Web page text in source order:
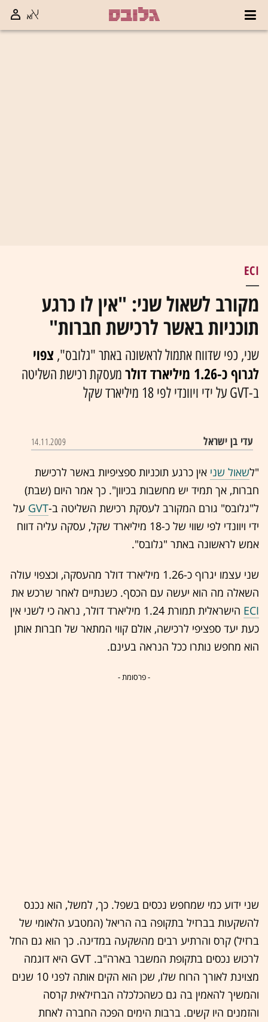
ECI
מקורב לשאול שני: "אין לו כרגע
תוכניות באשר לרכישת חברות"
שני, כפי שדווח אתמול לראשונה באתר "גלובס", צפוי
לגרוף כ-1.26 מיליארד דולר
מעסקת רכישת השליטה
ב-GVT על ידי ויוונדי לפי 18 מיליארד שקל
עדי בן ישראל 14.11.2009
"לשאול שני אין כרגע תוכניות ספציפיות באשר לרכישת
חברות, אך תמיד יש מחשבות בכיוון". כך אמר היום (שבת)
ל"גלובס" גורם המקורב לעסקת רכישת השליטה ב-GVT על
ידי ויוונדי לפי שווי של כ-18 מיליארד שקל, עסקה עליה דווח
אמש לראשונה באתר "גלובס".
שני עצמו יגרוף כ-1.26 מיליארד דולר מהעסקה, וכצפוי עולה
השאלה מה הוא יעשה עם הכסף. כשנתיים לאחר שרכש את
ECI
הישראלית תמורת 1.24 מיליארד דולר, נראה כי לשני אין
כעת יעד ספציפי לרכישה, אולם קווי המתאר של חברות אותן
הוא מחפש נותרו ככל הנראה בעינם.
- פרסומת -
שני ידוע כמי שמחפש נכסים בשפל. כך, למשל, הוא נכנס
להשקעות בברזיל בתקופה בה הריאל (המטבע הלאומי של
ברזיל) קרס והרתיע רבים מהשקעה במדינה. כך הוא גם החל
לרכוש נכסים בתקופת המשבר בארה"ב. GVT היא דוגמה
מצוינת לאורך הרוח שלו, שכן הוא הקים אותה לפני 10 שנים
והמשיך להאמין בה גם כשהכלכלה הברזילאית קרסה
והזמנים היו קשים. ברבות הימים הפכה החברה לאחת